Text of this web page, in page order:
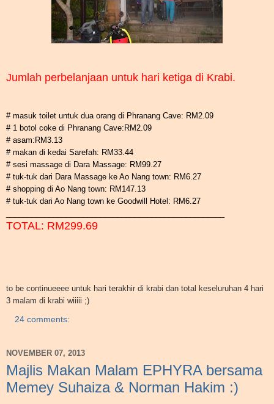
Jumlah perbelanjaan untuk hari ketiga di Krabi.
# masuk toilet untuk dua orang di Phranang Cave: RM2.09
# 1 botol coke di Phranang Cave:RM2.09
# asam:RM3.13
# makan di kedai Sarefah: RM33.44
# sesi massage di Dara Massage: RM99.27
# tuk-tuk dari Dara Massage ke Ao Nang town: RM6.27
# shopping di Ao Nang town: RM147.13
# tuk-tuk dari Ao Nang town ke Goodwill Hotel: RM6.27
TOTAL: RM299.69
to be continueeee untuk hari terakhir di krabi dan total keseluruhan 4 hari
3 malam di krabi wiiiii ;)
24 comments:
NOVEMBER 07, 2013
Majlis Makan Malam EPHYRA bersama
Memey Suhaiza & Norman Hakim :)